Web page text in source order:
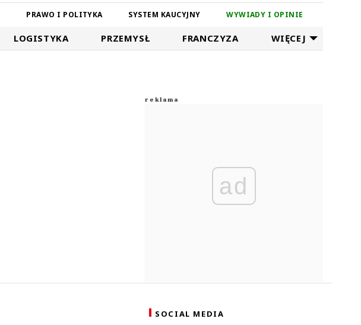
PRAWO I POLITYKA SYSTEM KAUCYJNY WYWIADY I OPINIE
LOGISTYKA PRZEMYSŁ FRANCZYZA WIĘCEJ
ad
SOCIAL MEDIA